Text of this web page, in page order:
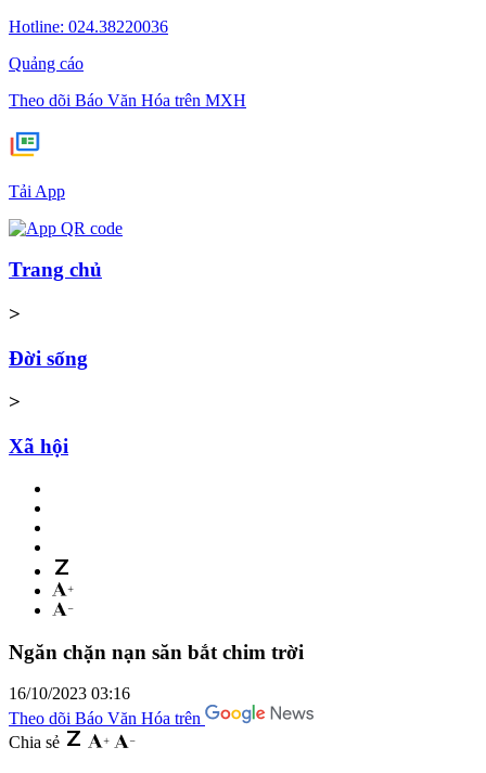
Hotline: 024.38220036
Quảng cáo
Theo dõi Báo Văn Hóa trên MXH
Tải App
Trang chủ
>
Đời sống
>
Xã hội
Ngăn chặn nạn săn bắt chim trời
16/10/2023 03:16
Theo dõi Báo Văn Hóa trên
Chia sẻ